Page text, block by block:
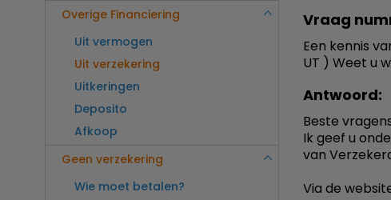
Overige Financiering
Uit vermogen
Uit verzekering
Uitkeringen
Deposito
Afkoop
Geen verzekering
Wie moet betalen?
Vraag
Een kennis
UT ) Weet u
Antwoord:
Beste
Ik geef u
van
Via de